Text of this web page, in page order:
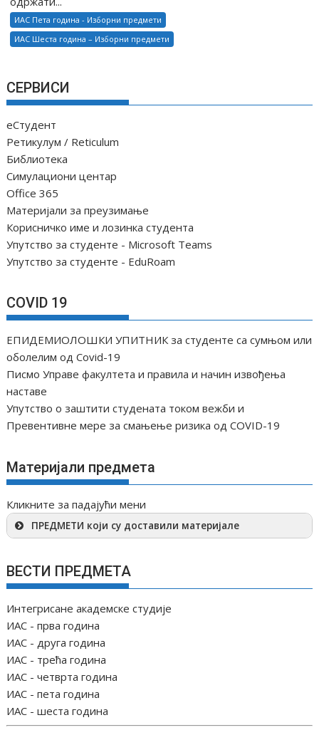
ИАС Пета година - Изборни предмети
ИАС Шеста година – Изборни предмети
СЕРВИСИ
еСтудент
Ретикулум / Reticulum
Библиотека
Симулациони центар
Office 365
Материјали за преузимање
Корисничко име и лозинка студента
Упутство за студенте - Microsoft Teams
Упутство за студенте - EduRoam
COVID 19
ЕПИДЕМИОЛОШКИ УПИТНИК за студенте са сумњом или
оболелим од Covid-19
Писмо Управе факултета и правила и начин извођења
наставе
Упутство о заштити студената током вежби и
Превентивне мере за смањење ризика од COVID-19
Материјали предмета
Кликните за падајући мени
ПРЕДМЕТИ који су доставили материјале
ВЕСТИ ПРЕДМЕТА
Интегрисане академске студије
ИАС - прва година
ИАС - друга година
ИАС - трећа година
ИАС - четврта година
ИАС - пета година
ИАС - шеста година